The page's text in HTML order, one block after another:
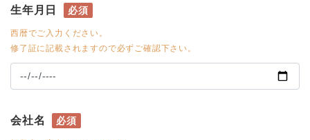
生年月日 必須
西暦でご入力ください。
修了証に記載されますので必ずご確認下さい。
会社名 必須